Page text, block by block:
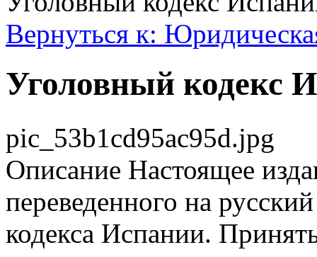
Вернуться к:
Уголовный кодекс
pic_53b1cd95ac95d.jpg
Описание Настоящее
переведенного на
кодекса Испании.